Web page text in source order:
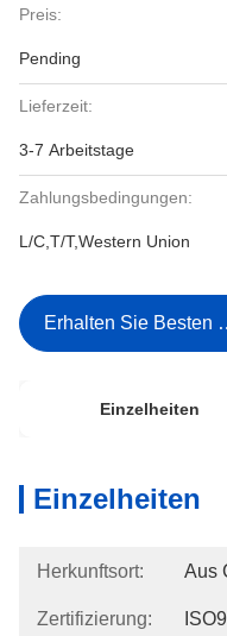
Preis:
Pending
Lieferzeit:
3-7 Arbeitstage
Zahlungsbedingungen:
L/C,T/T,Western Union
Erhalten Sie Besten
Einzelheiten
Einzelheiten
Herkunftsort: Aus
Zertifizierung: